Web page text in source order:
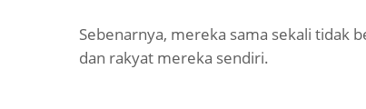
Sebenarnya, mereka sama sekali tidak
dan rakyat mereka sendiri.